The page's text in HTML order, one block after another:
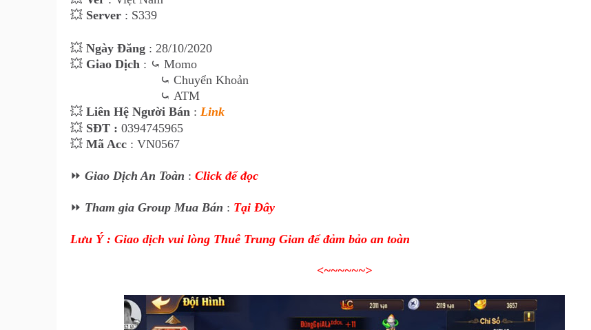
💥 Server : S339
💥 Ngày Đăng : 28/10/2020
💥 Giao Dịch : ⤿ Momo
⤿ Chuyển Khoản
⤿ ATM
💥 Liên Hệ Người Bán : Link
💥 SĐT : 0394745965
💥 Mã Acc : VN0567
⏩ Giao Dịch An Toàn : Click để đọc
⏩ Tham gia Group Mua Bán : Tại Đây
Lưu Ý : Giao dịch vui lòng Thuê Trung Gian để đảm bảo an toàn
<~~~~~~>